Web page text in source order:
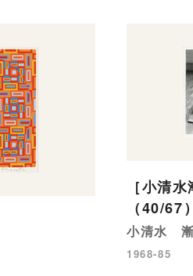
［小清
（40/67
小清水
1968-85